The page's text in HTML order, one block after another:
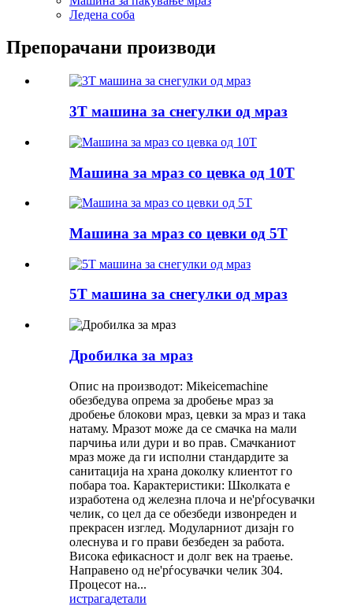
Ледена соба
Препорачани производи
3T машина за снегулки од мраз
Машина за мраз со цевка од 10T
Машина за мраз со цевки од 5T
5T машина за снегулки од мраз
Дробилка за мраз
Опис на производот: Mikeicemachine
обезбедува опрема за дробење мраз за
дробење блокови мраз, цевки за мраз и така
натаму. Мразот може да се смачка на мали
парчиња или дури и во прав. Смачканиот
мраз може да ги исполни стандардите за
санитација на храна доколку клиентот го
побара тоа. Карактеристики: Школката е
изработена од железна плоча и не'рѓосувачки
челик, со цел да се обезбеди извонреден и
прекрасен изглед. Модуларниот дизајн го
олеснува и го прави безбеден за работа.
Висока ефикасност и долг век на траење.
Направено од не'рѓосувачки челик 304.
Процесот на...
истрагадетали